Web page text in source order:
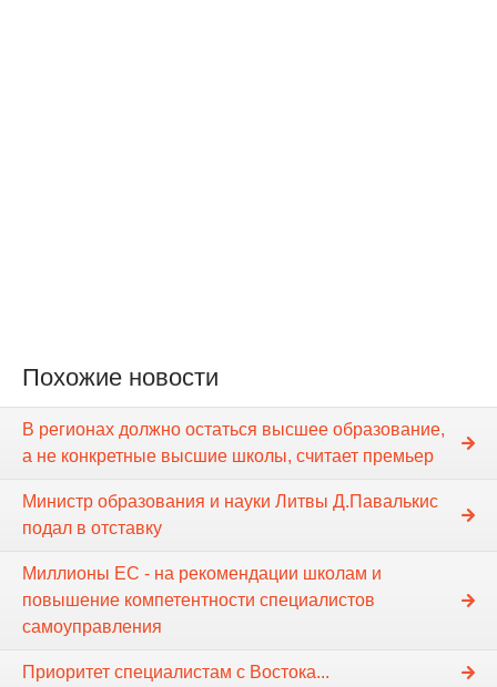
Похожие новости
В регионах должно остаться высшее образование,
а не конкретные высшие школы, считает премьер
Министр образования и науки Литвы Д.Павалькис
подал в отставку
Миллионы ЕС - на рекомендации школам и
повышение компетентности специалистов
самоуправления
Приоритет специалистам с Востока...